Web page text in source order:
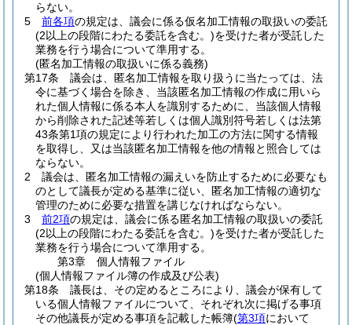
らない。
5
前各項の規定は、議会に係る仮名加工情報の取扱いの委託
(2以上の段階にわたる委託を含む。)を受けた者が受託した
業務を行う場合について準用する。
(匿名加工情報の取扱いに係る義務)
第17条
議会は、匿名加工情報を取り扱うに当たっては、法
令に基づく場合を除き、当該匿名加工情報の作成に用いら
れた個人情報に係る本人を識別するために、当該個人情報
から削除された記述等若しくは個人識別符号若しくは法第
43条第1項の規定により行われた加工の方法に関する情報
を取得し、又は当該匿名加工情報を他の情報と照合しては
ならない。
2
議会は、匿名加工情報の漏えいを防止するために必要なも
のとして議長が定める基準に従い、匿名加工情報の適切な
管理のために必要な措置を講じなければならない。
3
前2項の規定は、議会に係る匿名加工情報の取扱いの委託
(2以上の段階にわたる委託を含む。)を受けた者が受託した
業務を行う場合について準用する。
第3章
個人情報ファイル
(個人情報ファイル簿の作成及び公表)
第18条
議長は、その定めるところにより、議会が保有して
いる個人情報ファイルについて、それぞれ次に掲げる事項
その他議長が定める事項を記載した帳簿(第3項において